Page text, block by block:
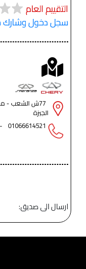
التقييم العام
سجل دخول وشارك
77ش الشعب -
الجيزة
01066614521
-
ارسال الى صديق: